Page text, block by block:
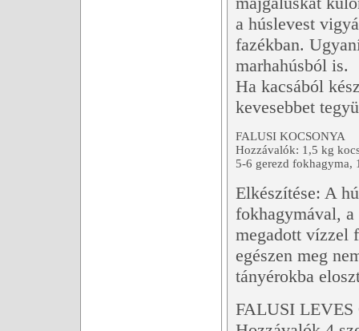
a húslevest
fazékban.
marhahúsból is.
Ha kacsából
kevesebbet
FALUSI KOCSONYA
Hozzávalók: 1,5 kg
5-6 gerezd fokhagyma,
Elkészítése: A
fokhagymával, a
megadott vízzel
egészen meg
tányérokba
FALUSI LEVES